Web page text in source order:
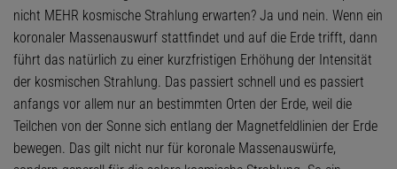
nicht MEHR kosmische Strahlung erwarten? Ja und nein. Wenn ein
koronaler Massenauswurf stattfindet und auf die Erde trifft, dann
führt das natürlich zu einer kurzfristigen Erhöhung der Intensität
der kosmischen Strahlung. Das passiert schnell und es passiert
anfangs vor allem nur an bestimmten Orten der Erde, weil die
Teilchen von der Sonne sich entlang der Magnetfeldlinien der Erde
bewegen. Das gilt nicht nur für koronale Massenauswürfe,